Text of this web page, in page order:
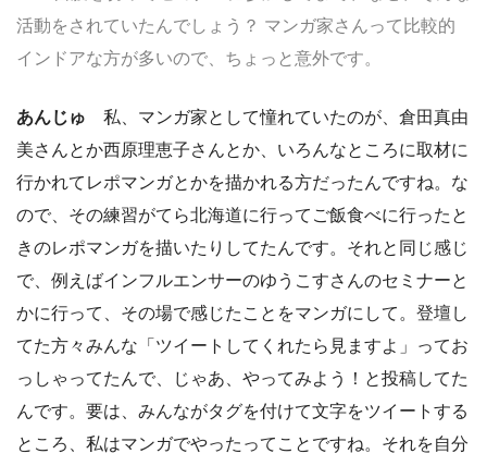
活動をされていたんでしょう？ マンガ家さんって比較的
インドアな方が多いので、ちょっと意外です。
あんじゅ 私、マンガ家として憧れていたのが、倉田真由
美さんとか西原理恵子さんとか、いろんなところに取材に
行かれてレポマンガとかを描かれる方だったんですね。な
ので、その練習がてら北海道に行ってご飯食べに行ったと
きのレポマンガを描いたりしてたんです。それと同じ感じ
で、例えばインフルエンサーのゆうこすさんのセミナーと
かに行って、その場で感じたことをマンガにして。登壇し
てた方々みんな「ツイートしてくれたら見ますよ」ってお
っしゃってたんで、じゃあ、やってみよう！と投稿してた
んです。要は、みんながタグを付けて文字をツイートする
ところ、私はマンガでやったってことですね。それを自分